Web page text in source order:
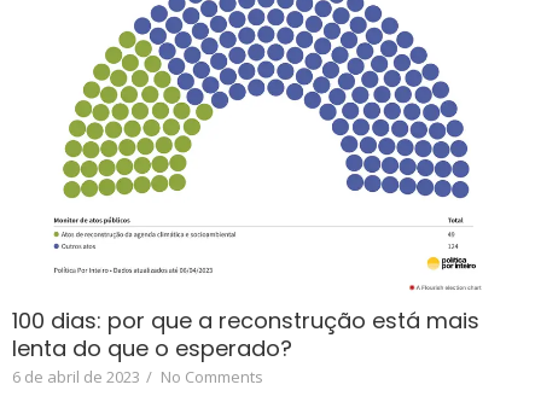
100 dias: por que a reconstrução está mais
lenta do que o esperado?
6 de abril de 2023 / No Comments